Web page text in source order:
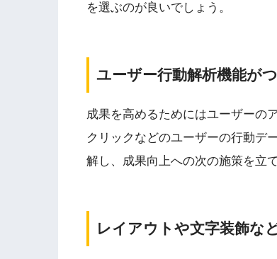
を選ぶのが良いでしょう。
ユーザー行動解析機能が
成果を高めるためにはユーザーの
クリックなどのユーザーの行動デ
解し、成果向上への次の施策を立
レイアウトや文字装飾な